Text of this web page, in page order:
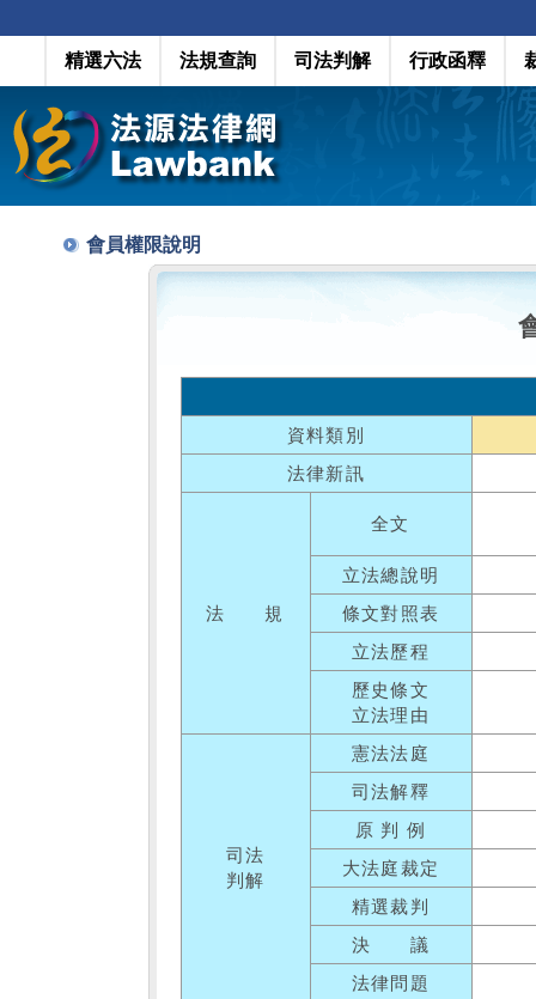
精選六法 法規查詢 司法判解 行政函釋
會員權限說明
資料類別
法律新訊
法 規
全文
立法總說明
條文對照表
立法歷程
歷史條文
立法理由
司法
判解
憲法法庭
司法解釋
原 判 例
大法庭裁定
精選裁判
決 議
法律問題